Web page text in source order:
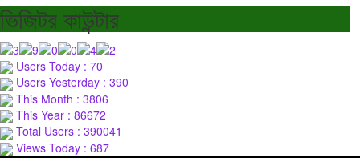
ভিজিটর কাউন্টার
Users Today : 70
Users Yesterday : 390
This Month : 3806
This Year : 86672
Total Users : 390041
Views Today : 687